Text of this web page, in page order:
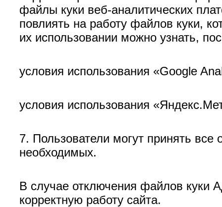
файлы куки веб-аналитических
повлиять на работу файлов куки,
их использовании можно узнать,
условия использования «Google
условия использования
7. Пользователи могут принять все
необходимых.
В случае отключения файлов куки
корректную работу сайта.